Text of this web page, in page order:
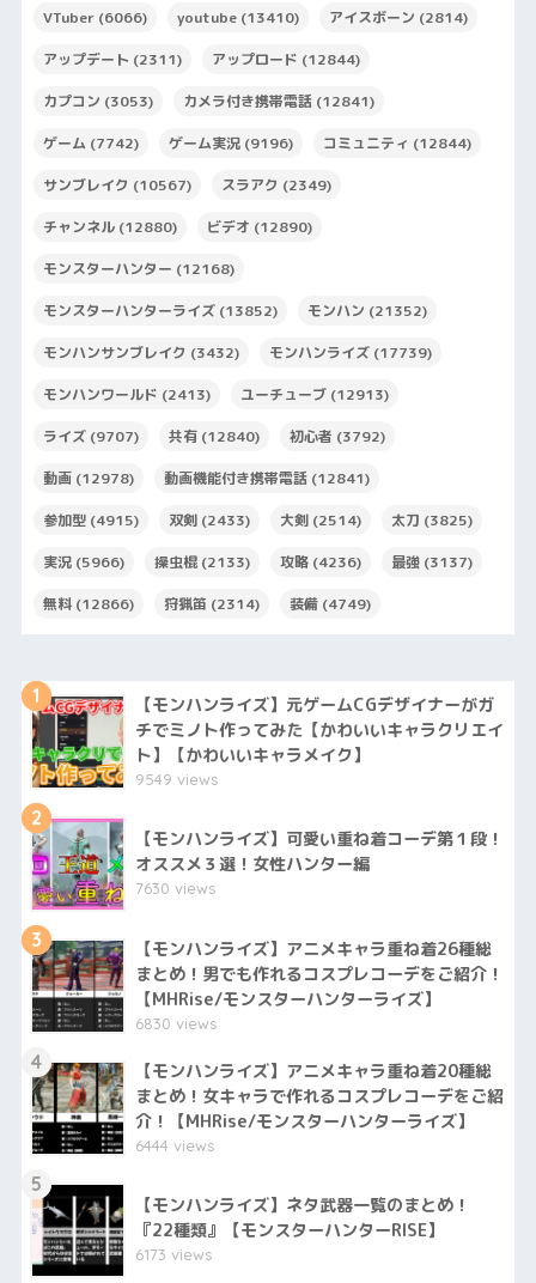
VTuber(6066) youtube(13410) アイスボーン (2814)
アップデート (2311) アップロード (12844)
カプコン (3053) カメラ付き携帯電話(12841)
ゲーム (7742) ゲーム実況(9196) コミュニティ (12844)
サンブレイク (10567) スラアク (2349)
チャンネル(12880) ビデオ (12890)
モンスターハンター (12168)
モンスターハンターライズ(13852) モンハン (21352)
モンハンサンブレイク (3432) モンハンライズ(17739)
モンハンワールド (2413) ユーチューブ(12913)
ライズ(9707) 共有(12840) 初心者 (3792)
動画(12978) 動画機能付き携帯電話(12841)
参加型(4915) 双剣(2433) 大剣(2514) 太刀 (3825)
実況(5966) 操虫棍(2133) 攻略(4236) 最強(3137)
無料(12866) 狩猟笛 (2314) 装備(4749)
1
【モンハンライズ】元ゲームCGデザイナーがガ
チでミノト作ってみた【かわいいキャラクリエイ
ト】【かわいいキャラメイク】
9549 views
2
【モンハンライズ】可愛い重ね着コーデ第１段！
オススメ３選！女性ハンター編
7630 views
3
【モンハンライズ】アニメキャラ重ね着26種総
まとめ！男でも作れるコスプレコーデをご紹介！
【MHRise/モンスターハンターライズ】
6830 views
4
【モンハンライズ】アニメキャラ重ね着20種総
まとめ！女キャラで作れるコスプレコーデをご紹
介！【MHRise/モンスターハンターライズ】
6444 views
5
【モンハンライズ】ネタ武器一覧のまとめ！
『22種類』【モンスターハンターRISE】
6173 views